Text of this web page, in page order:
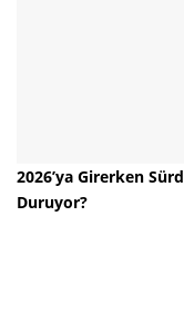
2026’ya Girerken
Duruyor?